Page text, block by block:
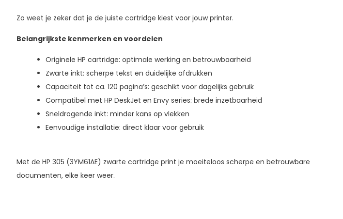
Zo weet je zeker dat je de juiste cartridge kiest voor jouw printer.
Belangrijkste kenmerken en voordelen
Originele HP cartridge: optimale werking en betrouwbaarheid
Zwarte inkt: scherpe tekst en duidelijke afdrukken
Capaciteit tot ca. 120 pagina’s: geschikt voor dagelijks gebruik
Compatibel met HP DeskJet en Envy series: brede inzetbaarheid
Sneldrogende inkt: minder kans op vlekken
Eenvoudige installatie: direct klaar voor gebruik
Met de HP 305 (3YM61AE) zwarte cartridge print je moeiteloos scherpe en betrouwbare
documenten, elke keer weer.